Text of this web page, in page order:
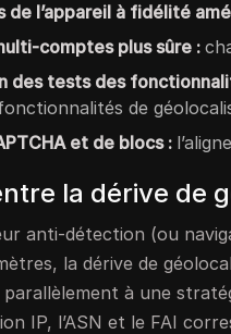
de l’appareil à fidélité
comptes plus sûre :
des tests des
de
et de blocs :
la dérive de
anti-détection (ou
la dérive de
à une
IP, l’ASN et le FAI